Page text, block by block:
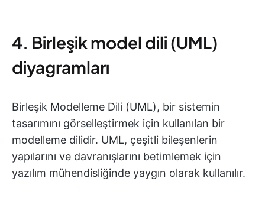
4. Birleşik model dili (UML)
diyagramları
Birleşik Modelleme Dili (UML), bir sistemin
tasarımını görselleştirmek için kullanılan bir
modelleme dilidir. UML, çeşitli bileşenlerin
yapılarını ve davranışlarını betimlemek için
yazılım mühendisliğinde yaygın olarak kullanılır.